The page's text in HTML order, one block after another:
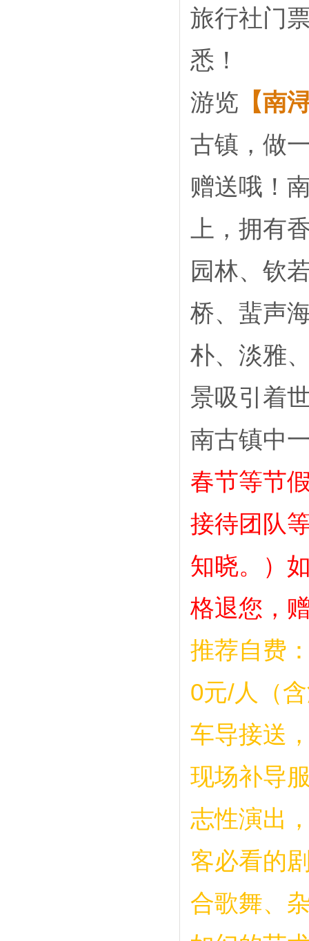
旅行社门
悉！
游览 【南
古镇，做
赠送哦！
上，拥有
园林、钦
桥、蜚声
朴、淡雅
景吸引着
南古镇中
春节等节
接待团队
知晓。）
格退您，
推荐自费
0元/人（
车导接送
现场补导
志性演出
客必看的
合歌舞、